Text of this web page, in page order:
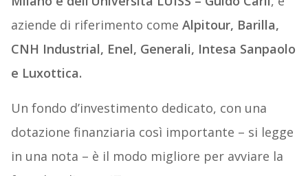
aziende di riferimento come Alpitour, Barilla,
CNH Industrial, Enel, Generali, Intesa Sanpaolo
e Luxottica.
Un fondo d’investimento dedicato, con una
dotazione finanziaria così importante – si legge
in una nota – è il modo migliore per avviare la